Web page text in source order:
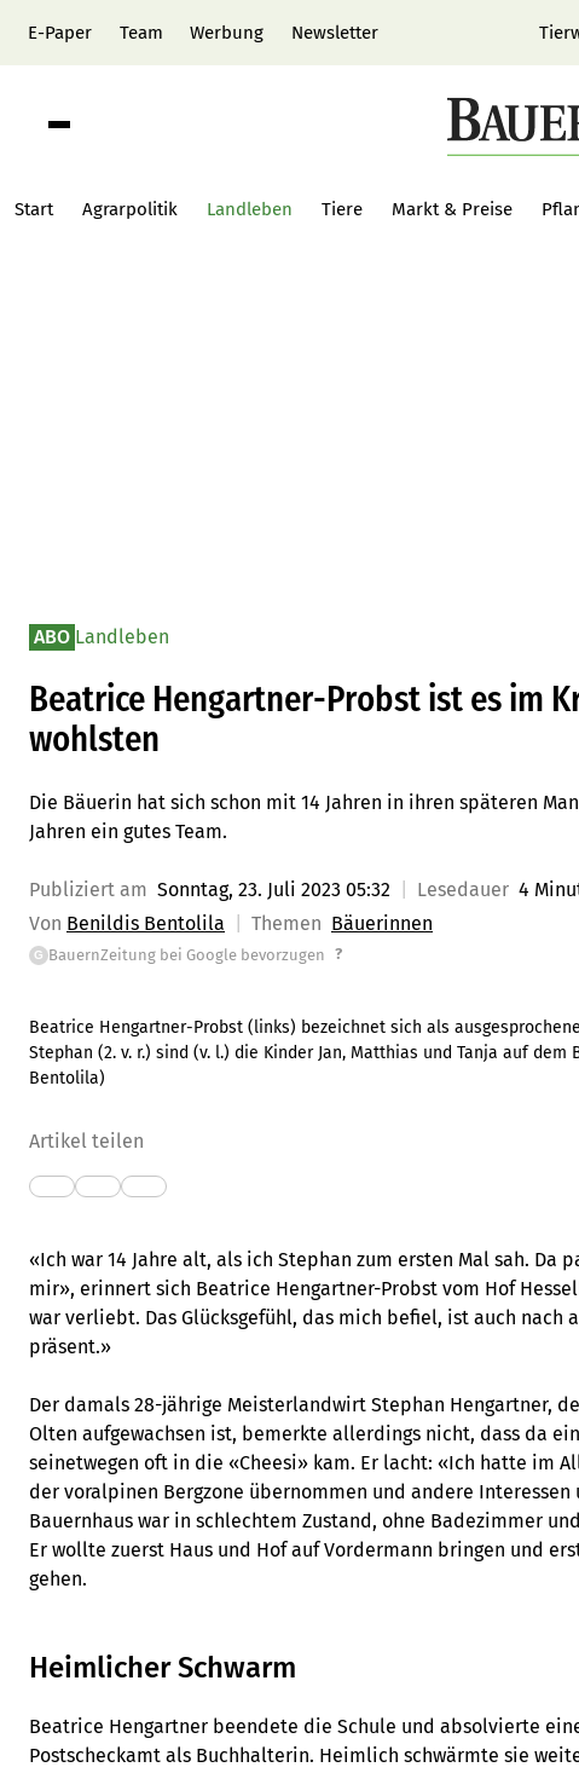
E-Paper Team Werbung Newsletter
Start Agrarpolitik Landleben Tiere Markt & Preise
ABO Landleben
Beatrice Hengartner-Probst ist es im
wohlsten
Die Bäuerin hat sich schon mit 14 Jahren in ihren späteren
Jahren ein gutes Team.
Publiziert am Sonntag, 23. Juli 2023 05:32 Lesedauer 4
Von Benildis Bentolila Themen Bäuerinnen
G BauernZeitung bei Google bevorzugen ?
Beatrice Hengartner-Probst (links) bezeichnet sich als
Stephan (2. v. r.) sind (v. l.) die Kinder Jan, Matthias und Tanja auf dem
Bentolila)
Artikel teilen
«Ich war 14 Jahre alt, als ich Stephan zum ersten Mal sah. Da
mir», erinnert sich Beatrice Hengartner-Probst vom Hof
war verliebt. Das Glücksgefühl, das mich befiel, ist auch nach
präsent.»
Der damals 28-jährige Meisterlandwirt Stephan Hengartner,
Olten aufgewachsen ist, bemerkte allerdings nicht, dass da
seinetwegen oft in die «Cheesi» kam. Er lacht: «Ich hatte im
der voralpinen Bergzone übernommen und andere Interessen
Bauernhaus war in schlechtem Zustand, ohne Badezimmer
Er wollte zuerst Haus und Hof auf Vordermann bringen und
gehen.
Heimlicher Schwarm
Beatrice Hengartner beendete die Schule und absolvierte
Postscheckamt als Buchhalterin. Heimlich schwärmte sie